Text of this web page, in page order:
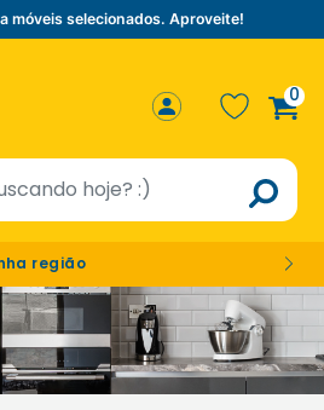
móveis selecionados. Aproveite!
0
região